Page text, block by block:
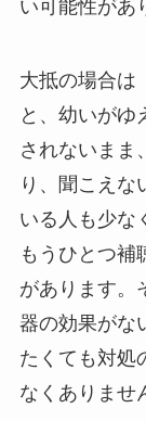
い可能性があ
大抵の場合は
と、幼いがゆ
されないまま
り、聞こえな
いる人も少な
もうひとつ補
があります。
器の効果がな
たくても対処
なくありませ